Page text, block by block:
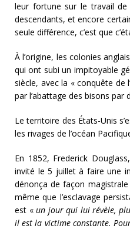
leur fortune sur le travail de
descendants, et encore
seule différence, c’est que
À l’origine, les colonies
qui ont subi un impitoyable
siècle, avec la « conquête
par l’abattage des bisons par
Le territoire des États-Unis
les rivages de l’océan
En 1852, Frederick
invité le 5 juillet à faire une
dénonça de façon
même que l’esclavage
est «un jour qui lui révèle,
il est la victime constante.